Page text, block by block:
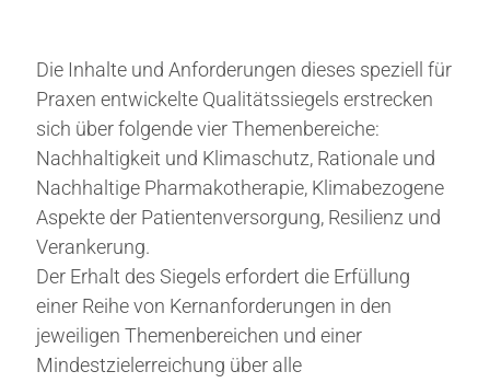
Die Inhalte und Anforderungen dieses speziell für
Praxen entwickelte Qualitätssiegels erstrecken
sich über folgende vier Themenbereiche:
Nachhaltigkeit und Klimaschutz, Rationale und
Nachhaltige Pharmakotherapie, Klimabezogene
Aspekte der Patientenversorgung, Resilienz und
Verankerung.
Der Erhalt des Siegels erfordert die Erfüllung
einer Reihe von Kernanforderungen in den
jeweiligen Themenbereichen und einer
Mindestzielerreichung über alle